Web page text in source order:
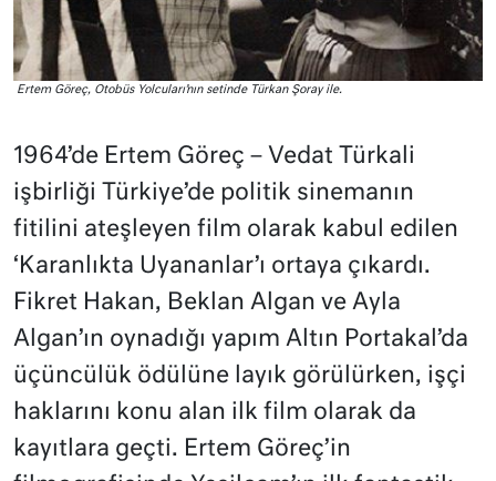
Ertem Göreç, Otobüs Yolcuları’nın setinde Türkan Şoray ile.
1964’de Ertem Göreç – Vedat Türkali
işbirliği Türkiye’de politik sinemanın
fitilini ateşleyen film olarak kabul edilen
‘Karanlıkta Uyananlar’ı ortaya çıkardı.
Fikret Hakan, Beklan Algan ve Ayla
Algan’ın oynadığı yapım Altın Portakal’da
üçüncülük ödülüne layık görülürken, işçi
haklarını konu alan ilk film olarak da
kayıtlara geçti. Ertem Göreç’in